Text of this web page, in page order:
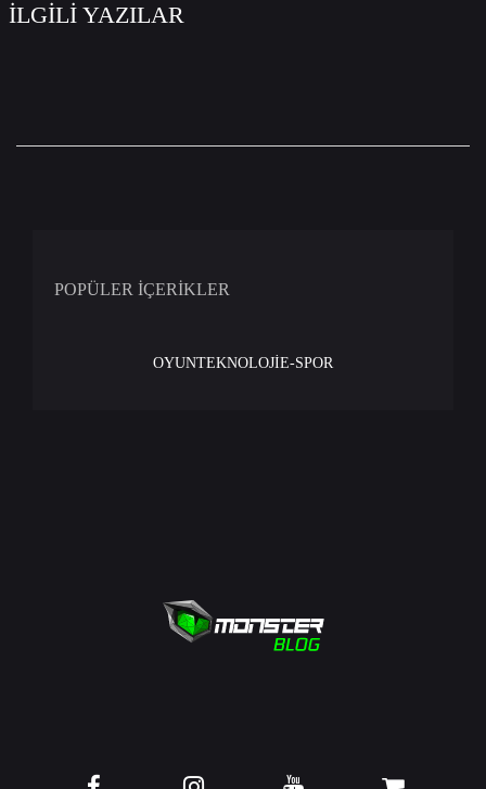
İLGİLİ YAZILAR
POPÜLER İÇERİKLER
OYUNTEKNOLOJİE-SPOR